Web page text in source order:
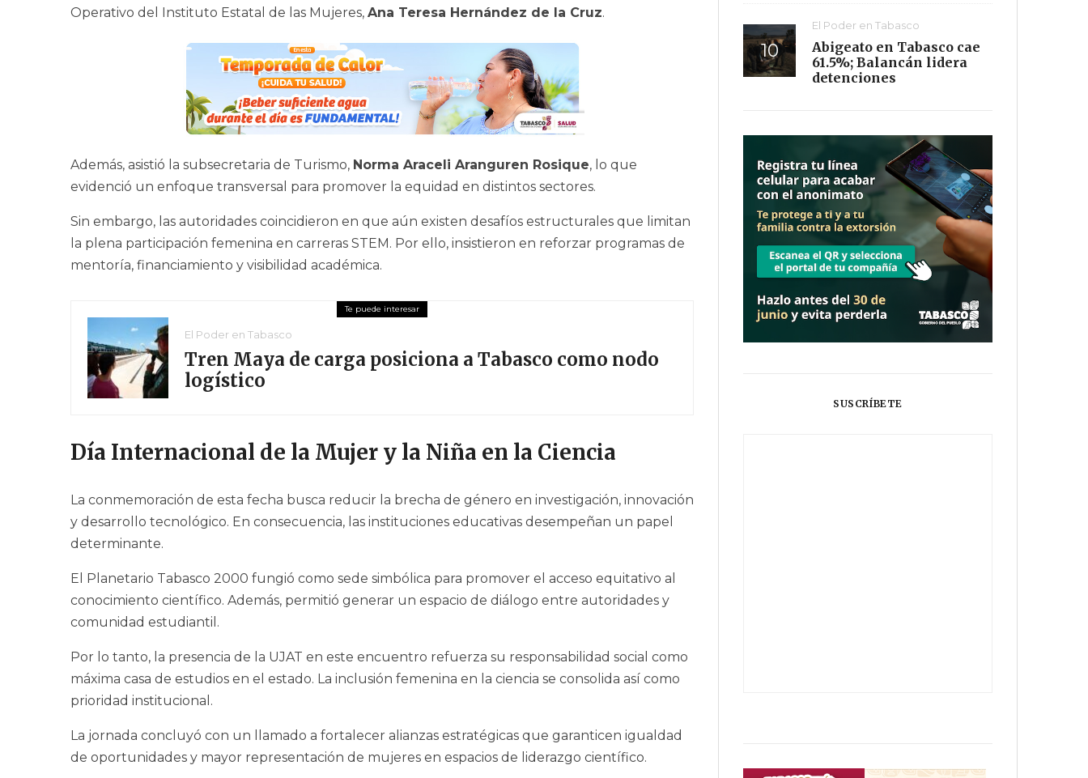
Operativo del Instituto Estatal de las Mujeres, Ana Teresa Hernández de la Cruz.
Además, asistió la subsecretaria de Turismo, Norma Araceli Aranguren Rosique, lo que
evidenció un enfoque transversal para promover la equidad en distintos sectores.
Sin embargo, las autoridades coincidieron en que aún existen desafíos estructurales que limitan
la plena participación femenina en carreras STEM. Por ello, insistieron en reforzar programas de
mentoría, financiamiento y visibilidad académica.
El Poder en Tabasco
Tren Maya de carga posiciona a Tabasco como nodo
logístico
Día Internacional de la Mujer y la Niña en la Ciencia
La conmemoración de esta fecha busca reducir la brecha de género en investigación, innovación
y desarrollo tecnológico. En consecuencia, las instituciones educativas desempeñan un papel
determinante.
El Planetario Tabasco 2000 fungió como sede simbólica para promover el acceso equitativo al
conocimiento científico. Además, permitió generar un espacio de diálogo entre autoridades y
comunidad estudiantil.
Por lo tanto, la presencia de la UJAT en este encuentro refuerza su responsabilidad social como
máxima casa de estudios en el estado. La inclusión femenina en la ciencia se consolida así como
prioridad institucional.
La jornada concluyó con un llamado a fortalecer alianzas estratégicas que garanticen igualdad
de oportunidades y mayor representación de mujeres en espacios de liderazgo científico.
El Poder en Tabasco
Abigeato en Tabasco cae
61.5%; Balancán lidera
detenciones
SUSCRÍBETE